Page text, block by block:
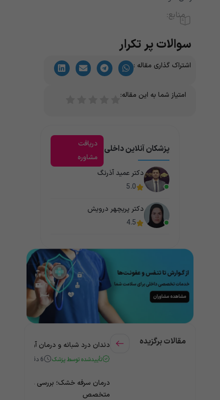
منابع:
سوالات پر تکرار
اشتراک گذاری مقاله :
امتیاز شما به این مقاله:
پزشکان آنلاین داخلی
دریافت
مشاوره
دکتر عمید آذرنگ
5.0
دکتر پریچهر درویش
4.5
مقالات برگزیده دندان درد شبانه و درمان آن +
تأییدشده توسط پزشک 6 دقیقه
درمان سرفه خشک؛ بررسی علت و
متخصص